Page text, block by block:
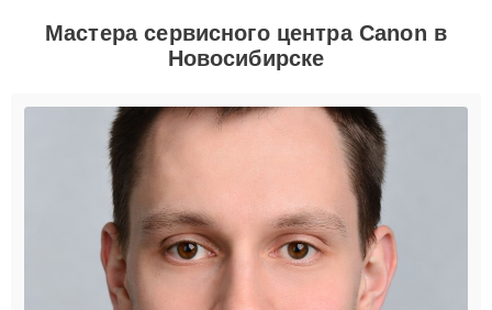
Мастера сервисного центра Canon в
Новосибирске